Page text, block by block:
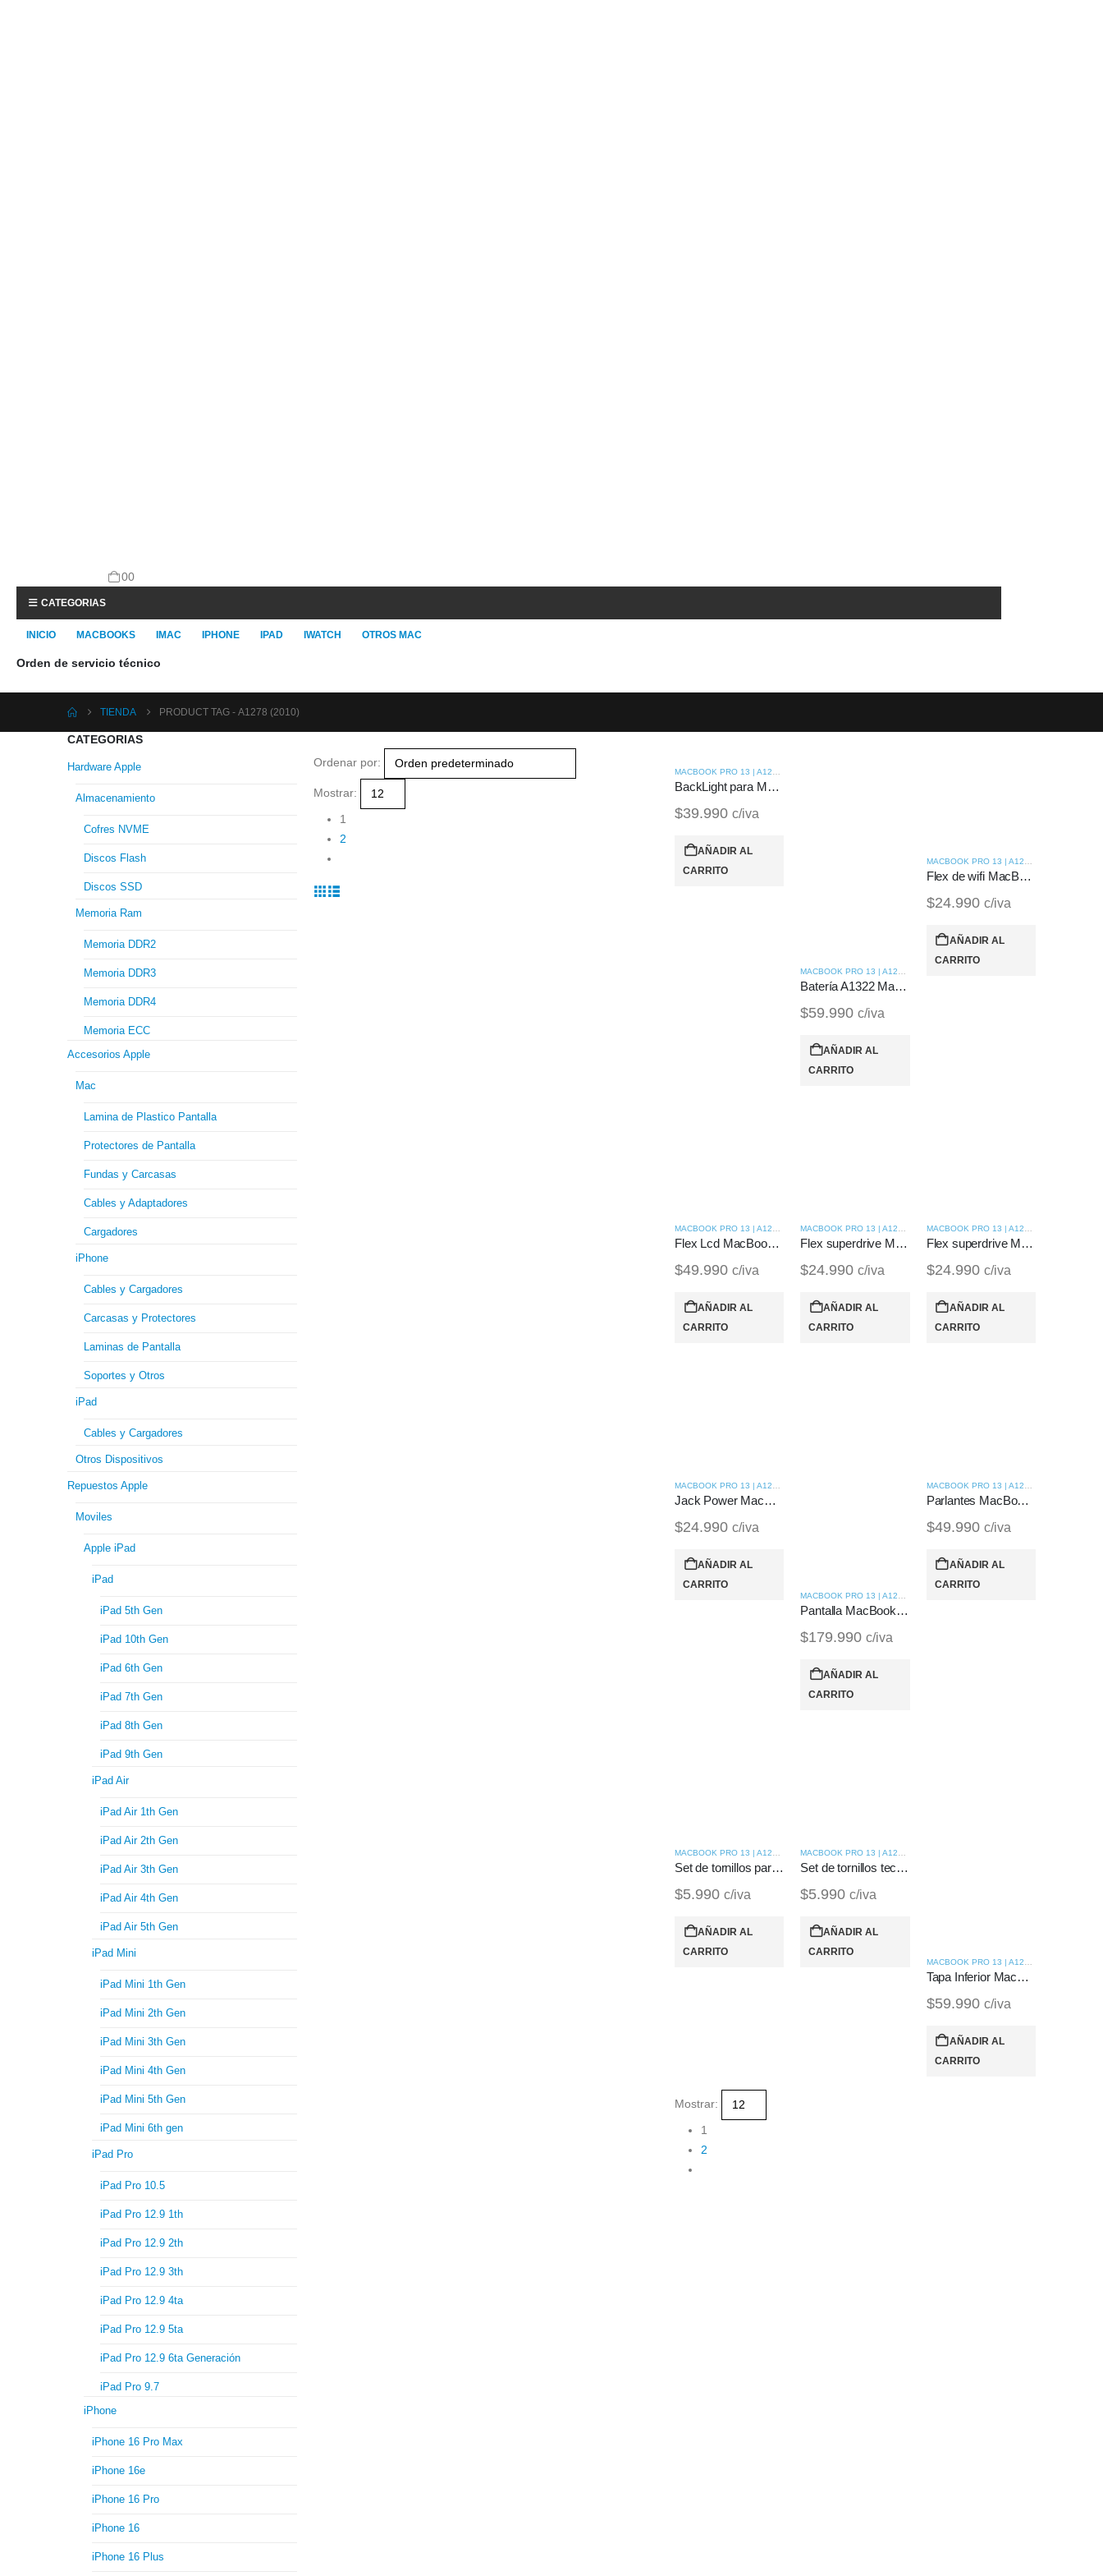
00
CATEGORIAS
INICIO MACBOOKS IMAC IPHONE IPAD IWATCH OTROS MAC
Orden de servicio técnico
TIENDA PRODUCT TAG - A1278 (2010)
Ordenar por:
Mostrar:
1
2
BackLight para MacBook Pro 13 / A1278 (2010)
$39.990 c/iva
AÑADIR AL
CARRITO
Batería A1322 MacBook Pro 13 | A1278 (2010)
$59.990 c/iva
AÑADIR AL
CARRITO
MACBOOK PRO 13 | A1278 (2010)
Flex de wifi MacBook Pro 13 | A1278 (2010)
$24.990 c/iva
AÑADIR AL
CARRITO
Flex Lcd MacBook Pro 13 | A1278 (2010)
$49.990 c/iva
AÑADIR AL
CARRITO
Flex superdrive MacBook Pro 13 | A1278 (2009)
$24.990 c/iva
AÑADIR AL
CARRITO
Flex superdrive MacBook Pro 13 | A1278 (2010)
$24.990 c/iva
AÑADIR AL
CARRITO
MACBOOK PRO 13 | A1278 (2010)
Jack Power MacBook Pro 13 | A1278 (2010)
$24.990 c/iva
AÑADIR AL
CARRITO
Pantalla MacBook Pro 13 | A1278 (2010)
$179.990 c/iva
AÑADIR AL
CARRITO
MACBOOK PRO 13 | A1278 (2010)
Parlantes MacBook Pro 13 | A1278 (2010)
$49.990 c/iva
AÑADIR AL
CARRITO
Set de tornillos para MacBook 13 | A1278 (2010)
$5.990 c/iva
AÑADIR AL
CARRITO
Set de tornillos teclado para MacBook 13 | A1278 (2010)
$5.990 c/iva
AÑADIR AL
CARRITO
MACBOOK PRO 13 | A1278 (2010)
Tapa Inferior MacBook Pro 13 | A1278 (2010)
$59.990 c/iva
AÑADIR AL
CARRITO
Mostrar:
1
2
CATEGORIAS
Hardware Apple
Almacenamiento
Cofres NVME
Discos Flash
Discos SSD
Memoria Ram
Memoria DDR2
Memoria DDR3
Memoria DDR4
Memoria ECC
Accesorios Apple
Mac
Lamina de Plastico Pantalla
Protectores de Pantalla
Fundas y Carcasas
Cables y Adaptadores
Cargadores
iPhone
Cables y Cargadores
Carcasas y Protectores
Laminas de Pantalla
Soportes y Otros
iPad
Cables y Cargadores
Otros Dispositivos
Repuestos Apple
Moviles
Apple iPad
iPad
iPad 5th Gen
iPad 10th Gen
iPad 6th Gen
iPad 7th Gen
iPad 8th Gen
iPad 9th Gen
iPad Air
iPad Air 1th Gen
iPad Air 2th Gen
iPad Air 3th Gen
iPad Air 4th Gen
iPad Air 5th Gen
iPad Mini
iPad Mini 1th Gen
iPad Mini 2th Gen
iPad Mini 3th Gen
iPad Mini 4th Gen
iPad Mini 5th Gen
iPad Mini 6th gen
iPad Pro
iPad Pro 10.5
iPad Pro 12.9 1th
iPad Pro 12.9 2th
iPad Pro 12.9 3th
iPad Pro 12.9 4ta
iPad Pro 12.9 5ta
iPad Pro 12.9 6ta Generación
iPad Pro 9.7
iPhone
iPhone 16 Pro Max
iPhone 16e
iPhone 16 Pro
iPhone 16
iPhone 16 Plus